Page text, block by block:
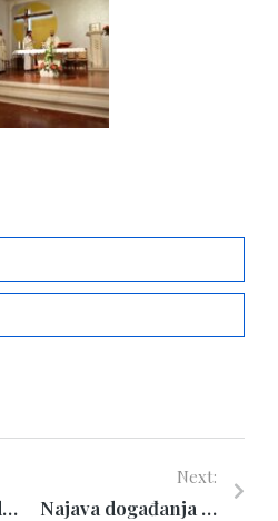
Izložba dječjih radova
Next:
Najava događanja povodom Dana vrtića